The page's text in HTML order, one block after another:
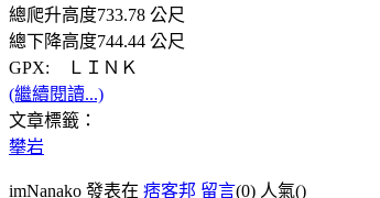
總爬升高度733.78 公尺
總下降高度744.44 公尺
GPX: ＬＩＮＫ
(繼續閱讀...)
文章標籤：
攀岩
imNanako 發表在 痞客邦 留言(0) 人氣()